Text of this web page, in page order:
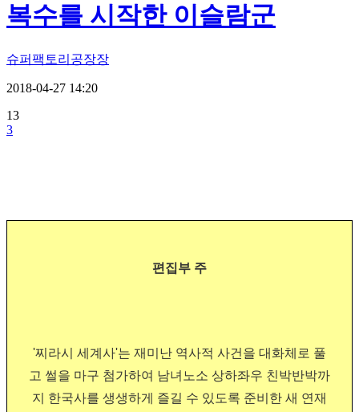
복수를 시작한 이슬람군
슈퍼팩토리공장장
2018-04-27 14:20
13
3
편집부 주
'찌라시 세계사'는 재미난 역사적 사건을 대화체로 풀
고 썰을 마구 첨가하여 남녀노소 상하좌우 친박반박까
지 한국사를 생생하게 즐길 수 있도록 준비한 새 연재